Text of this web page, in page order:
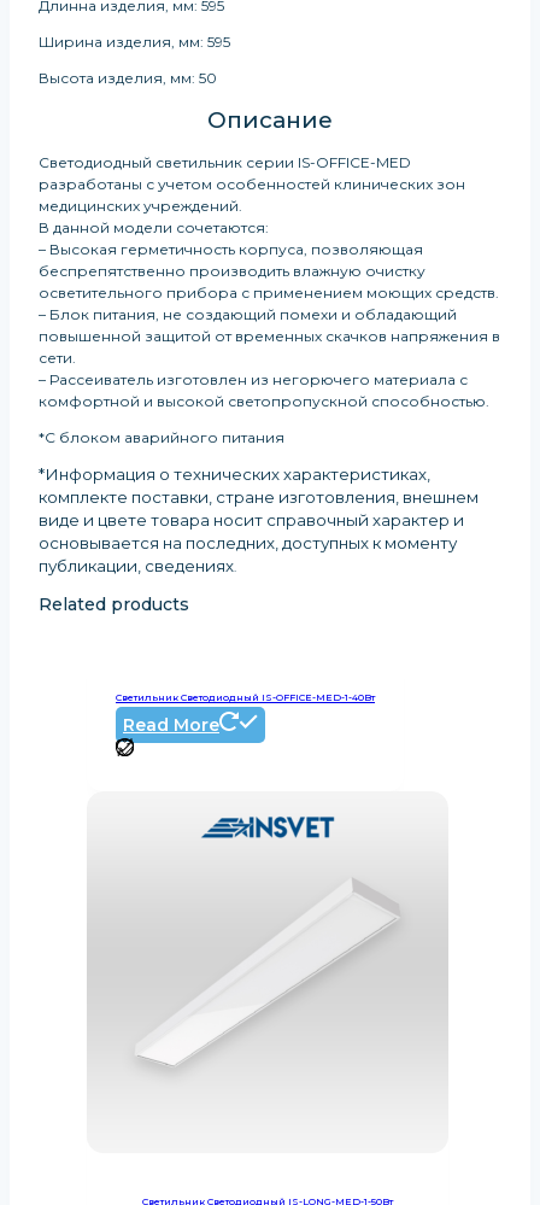
Длинна изделия, мм: 595
Ширина изделия, мм: 595
Высота изделия, мм: 50
Описание
Светодиодный светильник серии IS-OFFICE-MED
разработаны с учетом особенностей клинических зон
медицинских учреждений.
В данной модели сочетаются:
– Высокая герметичность корпуса, позволяющая
беспрепятственно производить влажную очистку
осветительного прибора с применением моющих средств.
– Блок питания, не создающий помехи и обладающий
повышенной защитой от временных скачков напряжения в
сети.
– Рассеиватель изготовлен из негорючего материала с
комфортной и высокой светопропускной способностью.
*С блоком аварийного питания
*Информация о технических характеристиках,
комплекте поставки, стране изготовления, внешнем
виде и цвете товара носит справочный характер и
основывается на последних, доступных к моменту
публикации, сведениях.
Related products
Светильник Светодиодный IS-OFFICE-MED-1-40Вт
Read More
Светильник Светодиодный IS-LONG-MED-1-50Вт